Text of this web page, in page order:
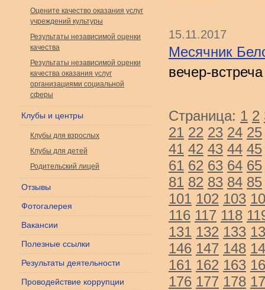
Оцените качество оказания услуг
учреждений культуры
Результаты независимой оценки
качества
Результаты независимой оценки
качества оказания услуг
организациями социальной
сферы
Клубы и центры
Клубы для взрослых
Клубы для детей
Родительский лицей
Отзывы
Фотогалерея
Вакансии
Полезные ссылки
Результаты деятельности
Проводействие коррупции
15.11.2017
Месячник
вечер-
Страница: 1 2
21 22 23 24 25
41 42 43 44 45
61 62 63 64 65
81 82 83 84 85
101 102 103
116 117 118
131 132 133
146 147 148
161 162 163
176 177 178